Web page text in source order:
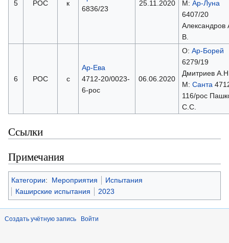
5 РОС к
6836/23
25.11.2020 М: Ар-Луна
6407/20
Александров
В.
6 РОС с
Ар-Ева
4712-20/0023-
6-рос
06.06.2020
О: Ар-Борей
6279/19
Дмитриев
М: Санта
116/рос
С.С.
Ссылки
Примечания
Категории: Мероприятия
Испытания
Каширские испытания
2023
Создать учётную запись Войти